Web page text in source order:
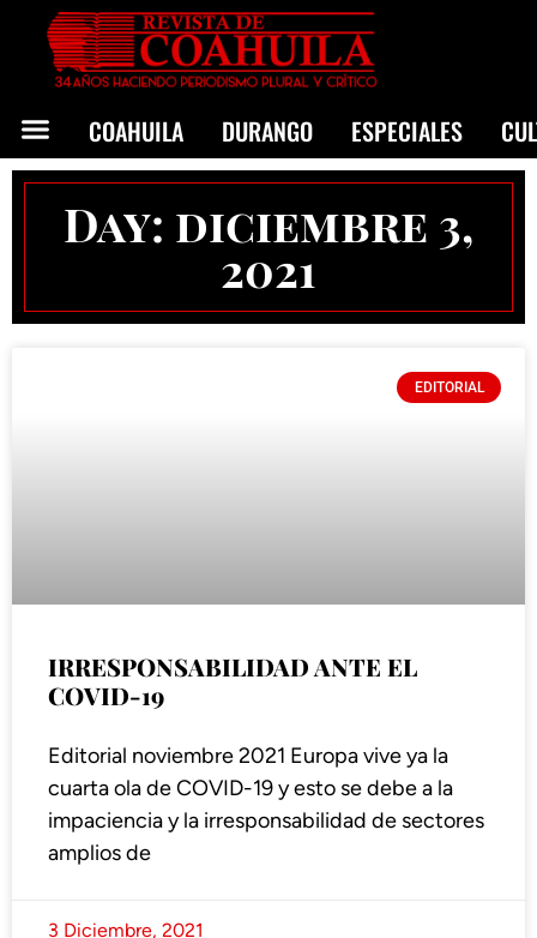
COAHUILA DURANGO ESPECIALES
Day: diciembre 3,
2021
EDITORIAL
IRRESPONSABILIDAD ANTE EL
COVID-19
Editorial noviembre 2021 Europa vive ya la
cuarta ola de COVID-19 y esto se debe a la
impaciencia y la irresponsabilidad de sectores
amplios de
3 Diciembre, 2021